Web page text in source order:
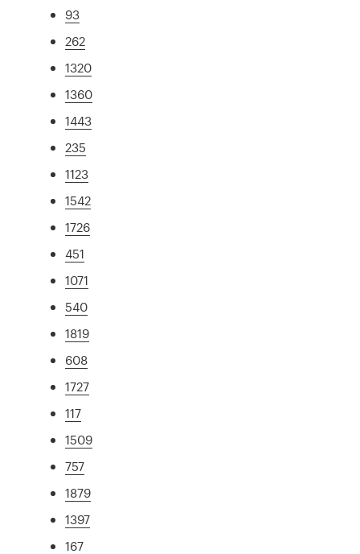
93
262
1320
1360
1443
235
1123
1542
1726
451
1071
540
1819
608
1727
117
1509
757
1879
1397
167